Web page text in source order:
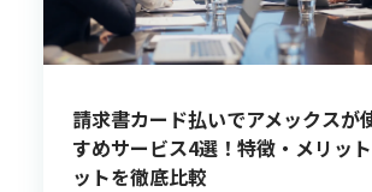
請求書カード払いでアメックスが
すめサービス4選！特徴・メリッ
ットを徹底比較